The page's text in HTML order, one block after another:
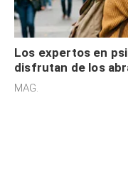
Los expertos en
disfrutan de los
sensibilidad a los
MAG.